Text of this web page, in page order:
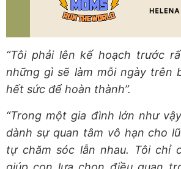
“Tôi phải lên kế hoạch trước
những gì sẽ làm mỗi ngày trên
hết sức để hoàn thành”.
“Trong một gia đình lớn như
dành sự quan tâm vô hạn cho
tự chăm sóc lẫn nhau. Tôi chỉ